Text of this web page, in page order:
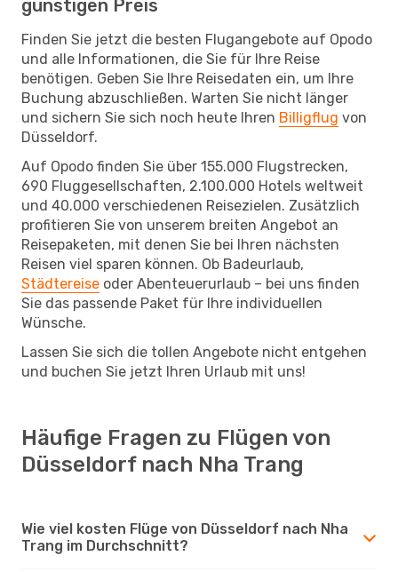
günstigen Preis
Finden Sie jetzt die besten Flugangebote auf Opodo
und alle Informationen, die Sie für Ihre Reise
benötigen. Geben Sie Ihre Reisedaten ein, um Ihre
Buchung abzuschließen. Warten Sie nicht länger
und sichern Sie sich noch heute Ihren Billigflug von
Düsseldorf.
Auf Opodo finden Sie über 155.000 Flugstrecken,
690 Fluggesellschaften, 2.100.000 Hotels weltweit
und 40.000 verschiedenen Reisezielen. Zusätzlich
profitieren Sie von unserem breiten Angebot an
Reisepaketen, mit denen Sie bei Ihren nächsten
Reisen viel sparen können. Ob Badeurlaub,
Städtereise oder Abenteuerurlaub – bei uns finden
Sie das passende Paket für Ihre individuellen
Wünsche.
Lassen Sie sich die tollen Angebote nicht entgehen
und buchen Sie jetzt Ihren Urlaub mit uns!
Häufige Fragen zu Flügen von
Düsseldorf nach Nha Trang
Wie viel kosten Flüge von Düsseldorf nach Nha
Trang im Durchschnitt?